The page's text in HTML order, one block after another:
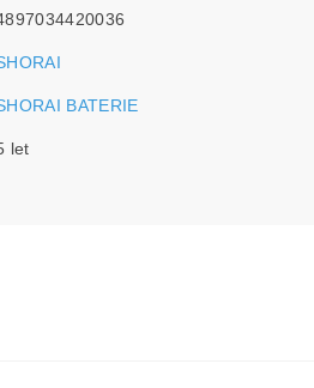
BATERIE
let